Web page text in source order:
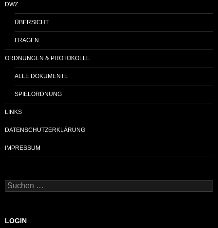
DWZ
ÜBERSICHT
FRAGEN
ORDNUNGEN & PROTOKOLLE
ALLE DOKUMENTE
SPIELORDNUNG
LINKS
DATENSCHUTZERKLÄRUNG
IMPRESSUM
Suchen
nach:
LOGIN